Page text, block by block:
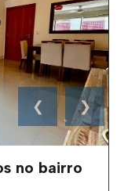
❮ ❯
no bairro